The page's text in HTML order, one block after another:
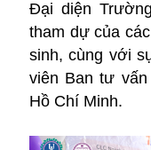
Đại diện
tham dự của
sinh, cùng với
viên Ban tư
Hồ Chí Minh.